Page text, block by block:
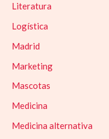
Literatura
Logística
Madrid
Marketing
Mascotas
Medicina
Medicina alternativa